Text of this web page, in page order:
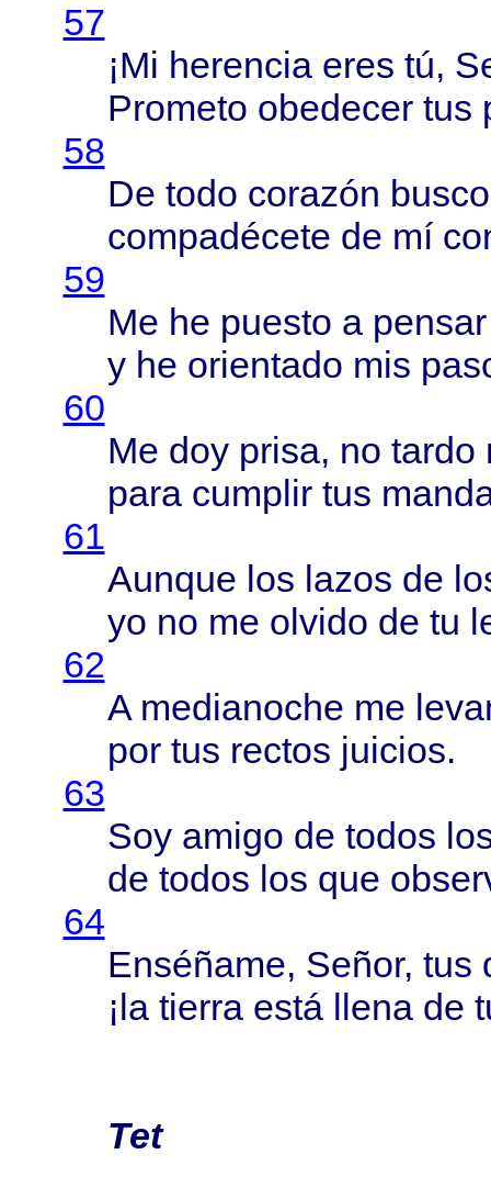
57
¡Mi herencia eres tú,
Prometo obedecertus
58
De todo corazón busco
compadécete de mí
59
Me he puesto a pensar
y he orientado mis
60
Me doy prisa, no tardo
para cumplirtus
61
Aunque los lazos de
yo no me olvido de tu
62
A medianoche me
por tus rectos juicios.
63
Soy amigo de todos
de todos los que
64
Enséñame, Señor, tus
¡la tierra está llenade
Tet